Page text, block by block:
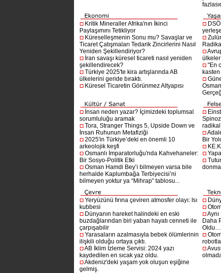
Kritik Mineraller Afrika'nın İkinci
Paylaşımını Tetikliyor
Küreselleşmenin Sonu mu? Savaşlar ve
Ticaret Çatışmaları Tedarik Zincirlerini Nasıl
Yeniden Şekillendiriyor?
İran savaşı küresel ticareti nasıl yeniden
şekillendirecek?
Türkiye 2025'te kira artışlarında AB
ülkelerini geride bıraktı.
Küresel Ticaretin Görünmez Altyapısı
"En
İnsan neden yazar? İçimizdeki toplumsal
sorumluluğu aramak
Tora, Stranger Things 5, Upside Down ve
İnsan Ruhunun Metafiziği
2025'in Türkiye’deki en önemli 10
arkeolojik keşfi
Osmanlı İmparatorluğu'nda Kahvehaneler:
Bir Sosyo-Politik Etki
Osman Hamdi Bey’i bilmeyen varsa bile
herhalde Kaplumbağa Terbiyecisi’ni
bilmeyen yoktur ya “Mihrap” tablosu...
Bir
Yeryüzünü fırına çeviren atmosfer olayı: Isı
kubbesi
Dünyanın hareket halindeki en eski
buzdağlarından biri yaban hayatı cenneti ile
çarpışabilir
Yarasaların azalmasıyla bebek ölümlerinin
ilişkili olduğu ortaya çıktı.
AB İklim İzleme Servisi: 2024 yazı
kaydedilen en sıcak yaz oldu.
Akdeniz'deki yaşam yok oluşun eşiğine
gelmiş.
Daha
Oldu…